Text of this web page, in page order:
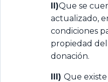
II)Que se
actualizado,
condiciones
propiedad
donación.
III) Que